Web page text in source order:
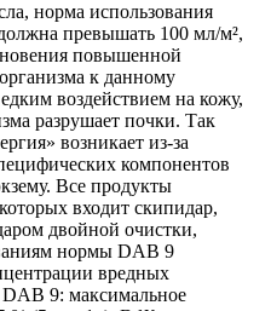
норма использования
превышать 100 мл/м²,
повышенной
к данному
воздействием на кожу,
разрушает почки. Так
возникает из-за
компонентов
Все продукты
входит скипидар,
двойной очистки,
нормы DAB 9
вредных
9: максимальное